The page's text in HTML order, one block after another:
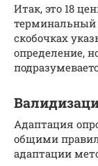
Итак, это 18
терминальный
скобочках
определение,
Адаптация
общими
адаптации